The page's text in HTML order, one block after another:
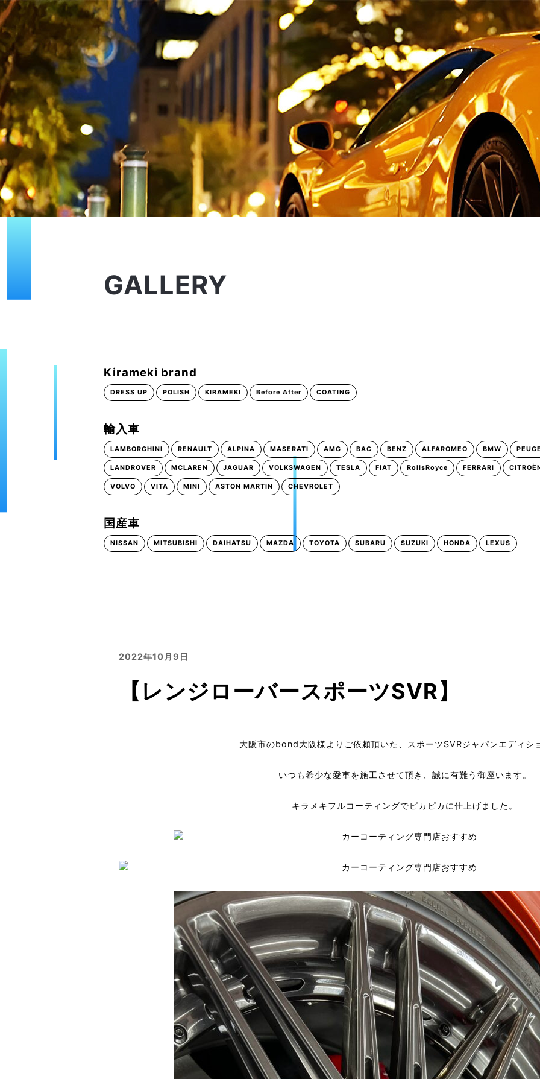
GALLERY
Kirameki brand
DRESS UP POLISH KIRAMEKI Before After COATING
輸入車
LAMBORGHINI RENAULT ALPINA MASERATI AMG BAC BENZ ALFAROMEO BMW
LANDROVER MCLAREN JAGUAR VOLKSWAGEN TESLA FIAT RollsRoyce FERRARI
VOLVO VITA MINI ASTON MARTIN CHEVROLET
国産車
NISSAN MITSUBISHI DAIHATSU MAZDA TOYOTA SUBARU SUZUKI HONDA LEXUS
2022年10月9日
【レンジローバースポーツSVR】
大阪市のbond大阪様よりご依頼頂いた、スポーツSVRジャパンエディシ
いつも希少な愛車を施工させて頂き、誠に有難う御座います。
キラメキフルコーティングでピカピカに仕上げました。